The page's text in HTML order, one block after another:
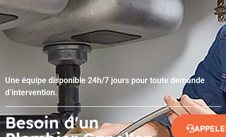
Une équipe disponible 24h/7 jours pour toute demande
d’intervention.
Besoin d'un